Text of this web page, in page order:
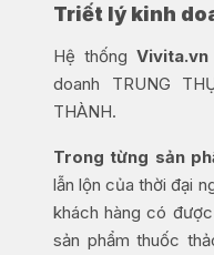
Triết lý kinh
Hệ thống Vivita.vn
doanh TRUNG
THÀNH.
Trong từng sản
lẫn lộn của thời đại
khách hàng có
sản phẩm thuốc